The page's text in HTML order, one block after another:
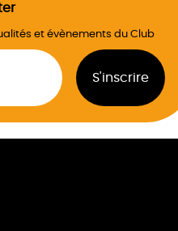
et évènements du Club